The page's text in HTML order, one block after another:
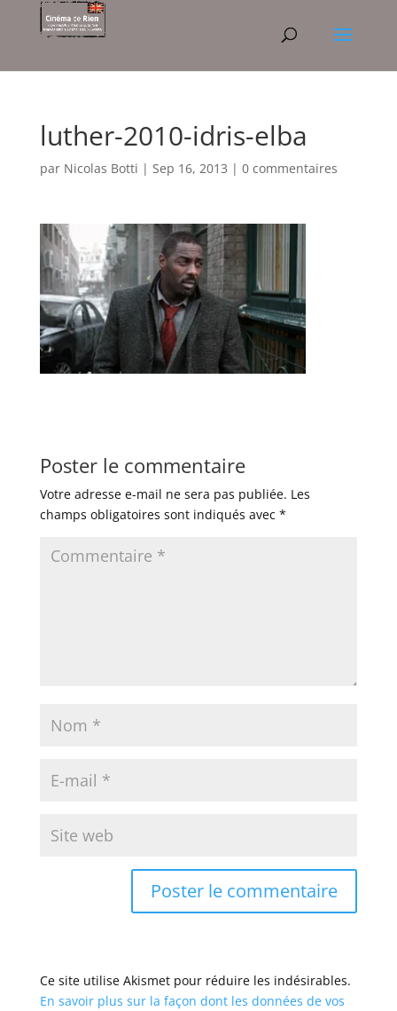
luther-2010-idris-elba
par Nicolas Botti | Sep 16, 2013 | 0 commentaires
Poster le commentaire
Votre adresse e-mail ne sera pas publiée. Les
champs obligatoires sont indiqués avec *
Ce site utilise Akismet pour réduire les indésirables.
En savoir plus sur la façon dont les données de vos